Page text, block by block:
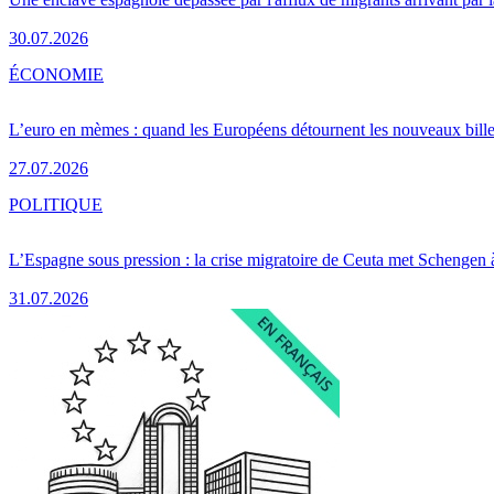
30.07.2026
L’euro en mèmes : quand les Européens détournent les nouveaux
27.07.2026
ÉCONOMIE
L’Espagne sous pression : la crise migratoire de Ceuta met Schengen
31.07.2026
POLITIQUE